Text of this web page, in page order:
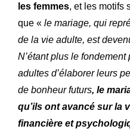
les femmes, et les motifs
que « le mariage, qui
de la vie adulte, est
N’étant plus le
adultes d’élaborer leurs
de bonheur futurs, le
qu’ils ont avancé sur la
financière et